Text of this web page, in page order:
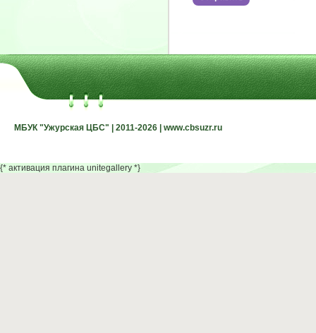
МБУК "Ужурская ЦБС" | 2011-2026 | www.cbsuzr.ru
МБУК "Ужурская ЦБС" | 2011-2026 | www.cbsuzr.ru
{* активация плагина unitegallery *}